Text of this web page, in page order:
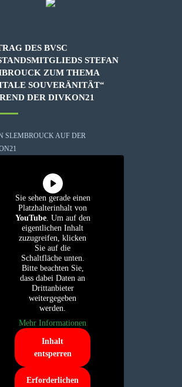
DES BVSC
STEFAN
ZUM THEMA
SOUVERÄNITÄT“
DER DIVKON21
SLEMBROUCK AUF DER
Sie sehen gerade einen
Platzhalterinhalt von
YouTube. Um auf den
eigentlichen Inhalt
zuzugreifen, klicken
Sie auf die
Schaltfläche unten.
Bitte beachten Sie,
dass dabei Daten an
Drittanbieter
weitergegeben
werden.
Mehr Informationen
Inhalt
entsperren
Erforderlichen